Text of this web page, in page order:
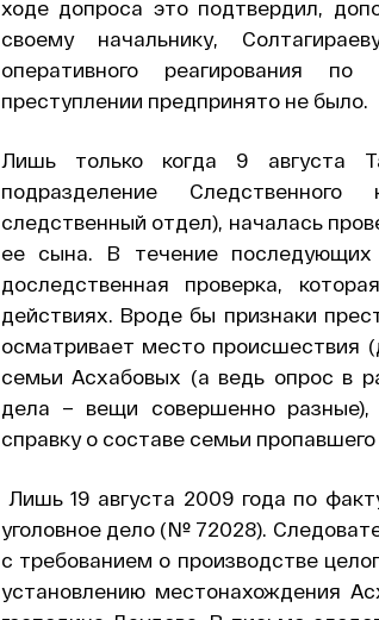
ходе допроса это подтвердил,
своему начальнику,
оперативного реагирования
преступлении предпринято не было.
Лишь только когда 9 августа
подразделение
следственный отдел), началась
ее сына. В течение последующих
доследственная проверка,
действиях. Вроде бы признаки
осматривает место происшествия
семьи Асхабовых (а ведь опрос в
дела – вещи совершенно разные),
справку о составе семьи
Лишь 19 августа 2009 года по
уголовное дело (№ 72028).
с требованием о производстве
установлению местонахождения